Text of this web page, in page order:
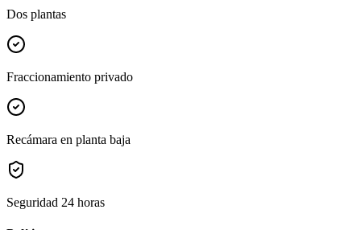
Dos plantas
Fraccionamiento privado
Recámara en planta baja
Seguridad 24 horas